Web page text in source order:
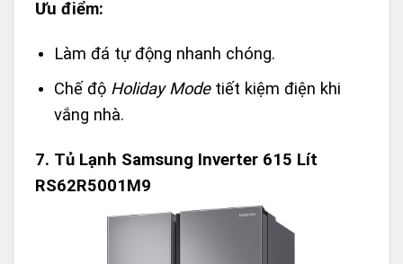
Ưu điểm:
Làm đá tự động nhanh chóng.
Chế độ Holiday Modetiết kiệm điện khi
vắng nhà.
7. Tủ Lạnh Samsung Inverter 615 Lít
RS62R5001M9